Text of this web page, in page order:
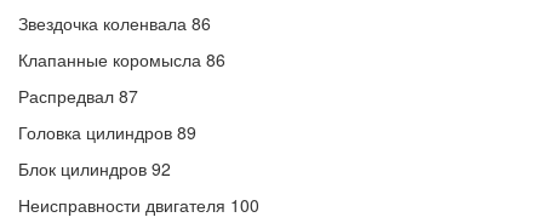
Звездочка коленвала 86
Клапанные коромысла 86
Распредвал 87
Головка цилиндров 89
Блок цилиндров 92
Неисправности двигателя 100